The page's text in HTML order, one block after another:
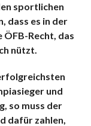
sportlichen
dass es in der
ÖFB-Recht, das
nützt.
und
so muss der
dafür zahlen,